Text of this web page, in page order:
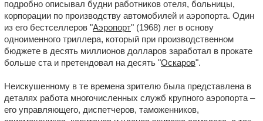
подробно описывал будни работников отеля, больницы,
корпорации по производству автомобилей и аэропорта. Один
из его бестселлеров "Аэропорт" (1968) лег в основу
одноименного триллера, который при производственном
бюджете в десять миллионов долларов заработал в прокате
больше ста и претендовал на десять "Оскаров".
Неискушенному в те времена зрителю была представлена в
деталях работа многочисленных служб крупного аэропорта –
его управляющего, диспетчеров, таможенников,